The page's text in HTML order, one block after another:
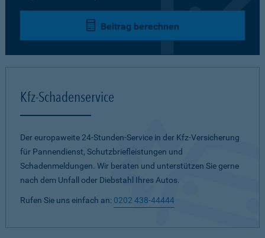
Beitrag berechnen
Kfz-Schadenservice
Der europaweite 24-Stunden-Service in der Kfz-Versicherung
für Pannendienst, Schutzbriefleistungen und
Schadenmeldungen. Wir beraten und unterstützen Sie gerne
nach dem Unfall oder Diebstahl Ihres Autos.
Rufen Sie uns einfach an: 0202 438-44444